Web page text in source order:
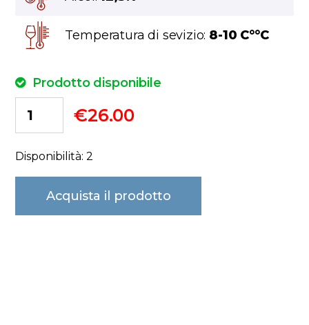
Temperatura di sevizio: 8-10 C°°C
Prodotto disponibile
€26.00
Disponibilità: 2
Acquista il prodotto